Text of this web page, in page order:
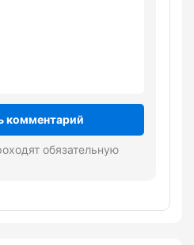
комментарий
обязательную